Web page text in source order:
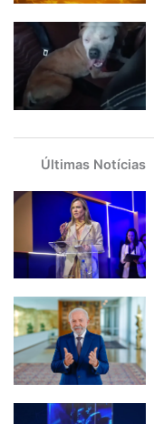
Últimas Notícias